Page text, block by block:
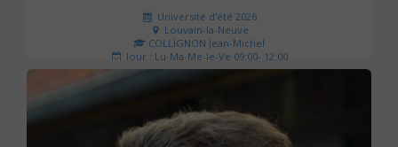
Université d'été 2026
Louvain-la-Neuve
COLLIGNON Jean-Michel
Jour : Lu-Ma-Me-Je-Ve 09:00- 12:00
Nombre de séances : 2